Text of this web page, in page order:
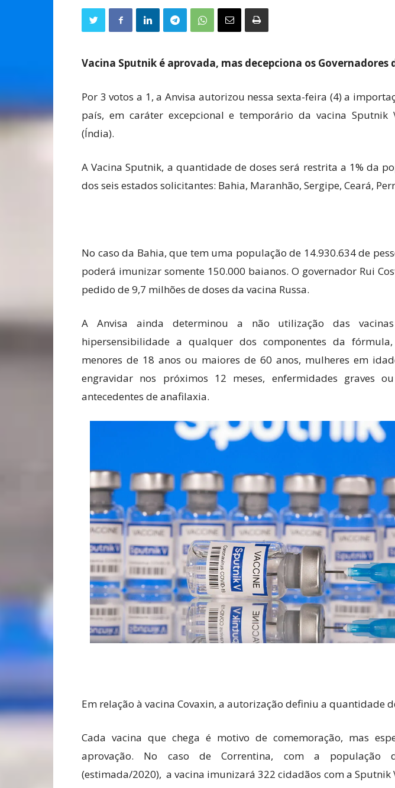
Vacina Sputnik é aprovada, mas decepciona os Governadores
Por 3 votos a 1, a Anvisa autorizou nessa sexta-feira (4) a
país, em caráter excepcional e temporário da vacina Sputnik
(Índia).
A Vacina Sputnik, a quantidade de doses será restrita a 1% da
dos seis estados solicitantes: Bahia, Maranhão, Sergipe, Ceará,
No caso da Bahia, que tem uma população de 14.930.634 de
poderá imunizar somente 150.000 baianos. O governador Rui
pedido de 9,7 milhões de doses da vacina Russa.
A Anvisa ainda determinou a não utilização das
hipersensibilidade a qualquer dos componentes da fórmula,
menores de 18 anos ou maiores de 60 anos, mulheres em
engravidar nos próximos 12 meses, enfermidades graves
antecedentes de anafilaxia.
Em relação à vacina Covaxin, a autorização definiu a quantidade
Cada vacina que chega é motivo de comemoração, mas
aprovação. No caso de Correntina, com a população
(estimada/2020), a vacina imunizará 322 cidadãos com a Sputnik